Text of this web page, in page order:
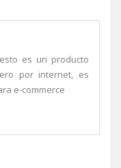
es un producto
por internet, es
e-commerce